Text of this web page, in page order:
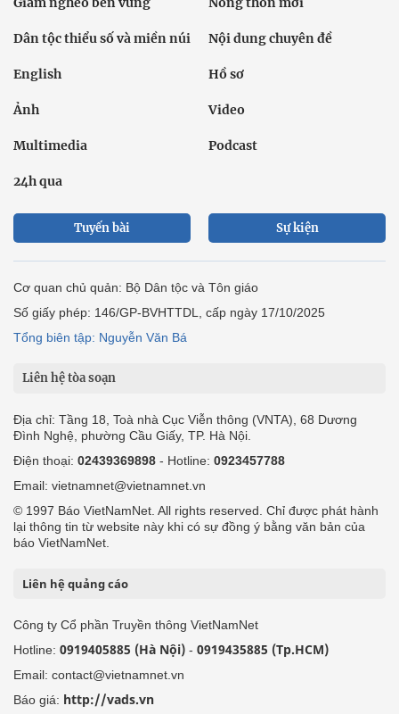
Dân tộc thiểu số và miền núi Nội dung chuyên đề
English Hồ sơ
Ảnh Video
Multimedia Podcast
24h qua
Tuyến bài Sự kiện
Cơ quan chủ quản: Bộ Dân tộc và Tôn giáo
Số giấy phép: 146/GP-BVHTTDL, cấp ngày 17/10/2025
Tổng biên tập: Nguyễn Văn Bá
Liên hệ tòa soạn
Địa chỉ: Tầng 18, Toà nhà Cục Viễn thông (VNTA), 68 Dương
Đình Nghệ, phường Cầu Giấy, TP. Hà Nội.
Điện thoại: 02439369898 - Hotline: 0923457788
Email: vietnamnet@vietnamnet.vn
© 1997 Báo VietNamNet. All rights reserved. Chỉ được phát hành
lại thông tin từ website này khi có sự đồng ý bằng văn bản của
báo VietNamNet.
Liên hệ quảng cáo
Công ty Cổ phần Truyền thông VietNamNet
Hotline: 0919405885 (Hà Nội) - 0919435885 (Tp.HCM)
Email: contact@vietnamnet.vn
Báo giá: http://vads.vn